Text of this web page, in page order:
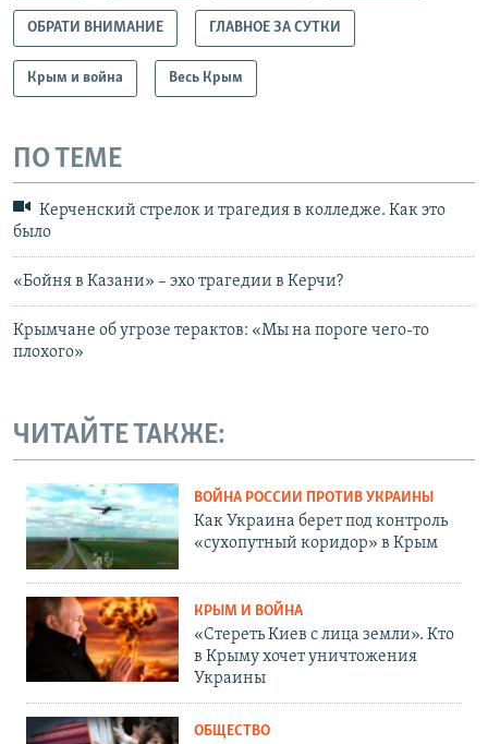
ОБРАТИ ВНИМАНИЕ ГЛАВНОЕ ЗА СУТКИ
Крым и война Весь Крым
ПО ТЕМЕ
Керченский стрелок и трагедия в колледже. Как это
было
«Бойня в Казани» – эхо трагедии в Керчи?
Крымчане об угрозе терактов: «Мы на пороге чего-то
плохого»
ЧИТАЙТЕ ТАКЖЕ:
ВОЙНА РОССИИ ПРОТИВ УКРАИНЫ
Как Украина берет под контроль
«сухопутный коридор» в Крым
КРЫМ И ВОЙНА
«Стереть Киев с лица земли». Кто
в Крыму хочет уничтожения
Украины
ОБЩЕСТВО